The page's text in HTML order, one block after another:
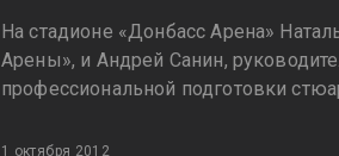
На стадионе «Донбасс Арена»
Арены», и Андрей Санин,
профессиональной подготовки
1 октября 2012